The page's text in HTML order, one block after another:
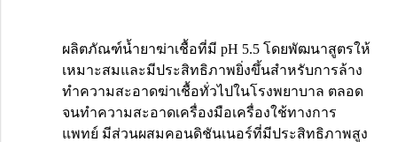
ผลิตภัณฑ์น้ำยาฆ่าเชื้อที่มี pH 5.5 โดยพัฒนาสูตรให้
เหมาะสมและมีประสิทธิภาพยิ่งขึ้นสำหรับการล้าง
ทำความสะอาดฆ่าเชื้อทั่วไปในโรงพยาบาล ตลอด
จนทำความสะอาดเครื่องมือเครื่องใช้ทางการ
แพทย์ มีส่วนผสมคอนดิชันเนอร์ที่มีประสิทธิภาพสูง